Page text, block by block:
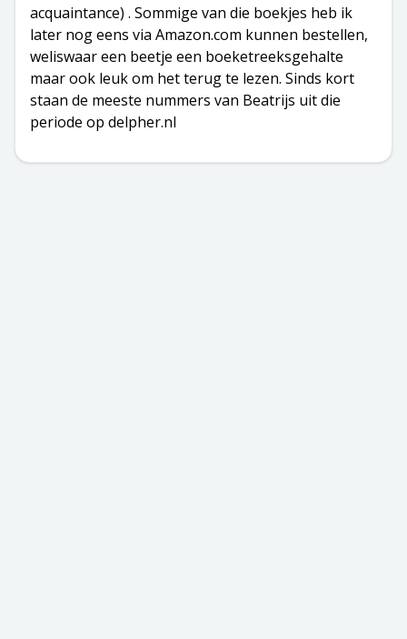
acquaintance) . Sommige van die boekjes heb ik
later nog eens via Amazon.com kunnen bestellen,
weliswaar een beetje een boeketreeksgehalte
maar ook leuk om het terug te lezen. Sinds kort
staan de meeste nummers van Beatrijs uit die
periode op delpher.nl